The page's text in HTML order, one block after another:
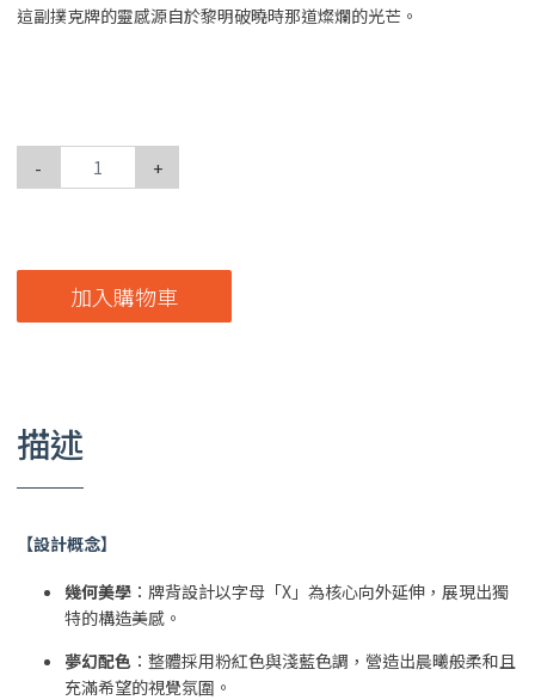
這副撲克牌的靈感源自於黎明破曉時那道燦爛的光芒。
- +
加入購物車
描述
【設計概念】
幾何美學 ：牌背設計以字母「X」為核心向外延伸，展現出獨
特的構造美感。
夢幻配色 ：整體採用粉紅色與淺藍色調，營造出晨曦般柔和且
充滿希望的視覺氛圍。